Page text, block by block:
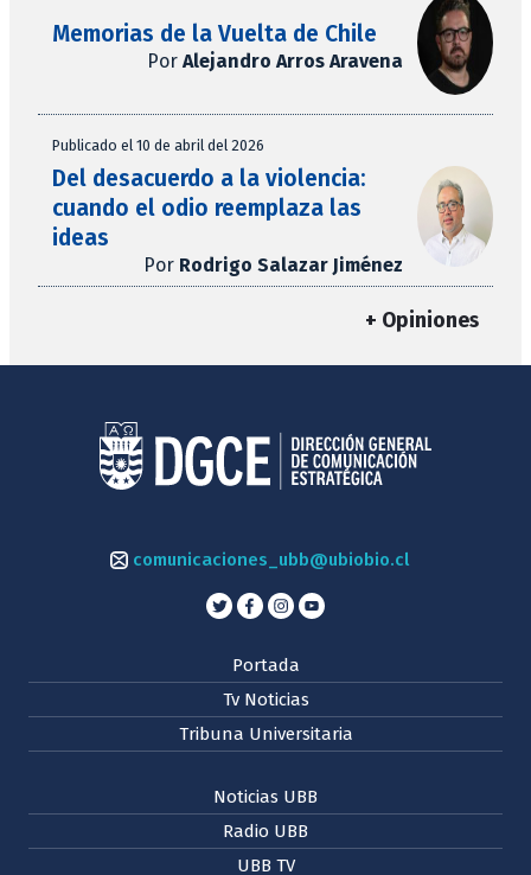
Memorias de la Vuelta de Chile
Por Alejandro Arros Aravena
Publicado el 10 de abril del 2026
Del desacuerdo a la violencia:
cuando el odio reemplaza las
ideas
Por Rodrigo Salazar Jiménez
+ Opiniones
comunicaciones_ubb@ubiobio.cl
Portada
Tv Noticias
Tribuna Universitaria
Noticias UBB
Radio UBB
UBB TV